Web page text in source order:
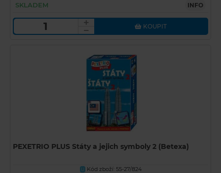
SKLADEM INFO
KOUPIT
PEXETRIO PLUS Státy a jejich symboly 2 (Betexa)
U Kód zboží: 55-27/824